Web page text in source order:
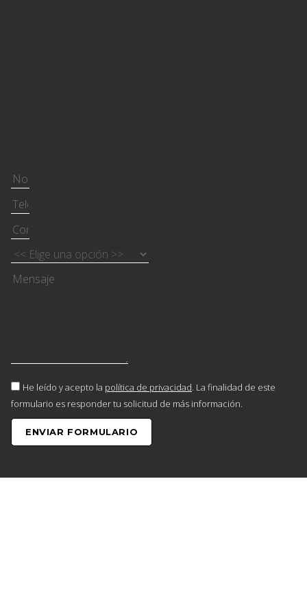
He leído y acepto la política de privacidad. La finalidad de este
formulario es responder tu solicitud de más información.
ENVIAR FORMULARIO